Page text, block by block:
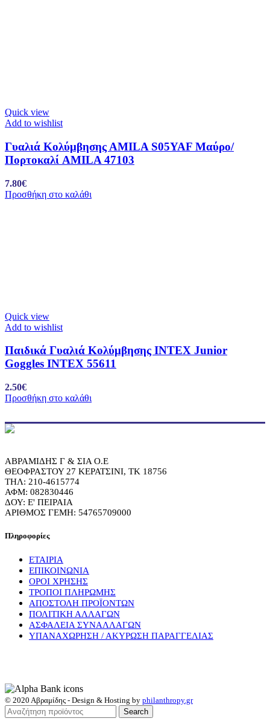
Quick view
Add to wishlist
Γυαλιά Κολύμβησης ΑMILA S05YAF Μαύρο/
Πορτοκαλί AMILA 47103
7.80€
Προσθήκη στο καλάθι
Quick view
Add to wishlist
Παιδικά Γυαλιά Κολύμβησης INTEX Junior
Goggles INTEX 55611
2.50€
Προσθήκη στο καλάθι
ΑΒΡΑΜΙΔΗΣ Γ & ΣΙΑ Ο.Ε
ΘΕΟΦΡΑΣΤΟΥ 27 ΚΕΡΑΤΣΙΝΙ, ΤΚ 18756
ΤΗΛ: 210-4615774
ΑΦΜ: 082830446
ΔΟΥ: Ε' ΠΕΙΡΑΙΑ
ΑΡΙΘΜΟΣ ΓΕΜΗ: 54765709000
Πληροφορίες
ΕΤΑΙΡΙΑ
ΕΠΙΚΟΙΝΩΝΙΑ
ΟΡΟΙ ΧΡΗΣΗΣ
ΤΡΟΠΟΙ ΠΛΗΡΩΜΗΣ
ΑΠΟΣΤΟΛΗ ΠΡΟΪΟΝΤΩΝ
ΠΟΛΙΤΙΚΗ ΑΛΛΑΓΩΝ
ΑΣΦΑΛΕΙΑ ΣΥΝΑΛΛΑΓΩΝ
ΥΠΑΝΑΧΩΡΗΣΗ / ΑΚΥΡΩΣΗ ΠΑΡΑΓΓΕΛΙΑΣ
© 2020 Αβραμίδης - Design & Hosting by philanthropy.gr
Search